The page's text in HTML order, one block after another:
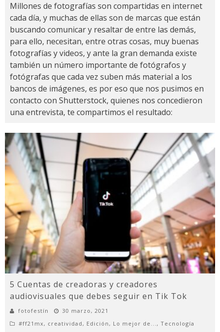
Millones de fotografías son compartidas en internet
cada día, y muchas de ellas son de marcas que están
buscando comunicar y resaltar de entre las demás,
para ello, necesitan, entre otras cosas, muy buenas
fotografías y videos, y ante la gran demanda existe
también un número importante de fotógrafos y
fotógrafas que cada vez suben más material a los
bancos de imágenes, es por eso que nos pusimos en
contacto con Shutterstock, quienes nos concedieron
una entrevista, te compartimos el resultado:
5 Cuentas de creadoras y creadores
audiovisuales que debes seguir en Tik Tok
fotofestín
30 marzo, 2021
#ff21mx , creatividad , Edición , Lo mejor de... , Tecnología